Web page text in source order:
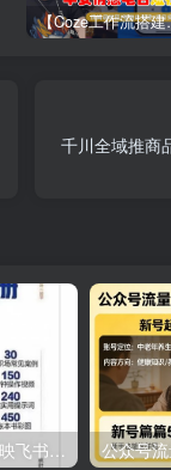
【Coze工作流搭建
千川全域推商
AI提效手册-豆包即梦剪映飞书扣子，5合1精讲实操指南，30+常见职场案例拿来即用